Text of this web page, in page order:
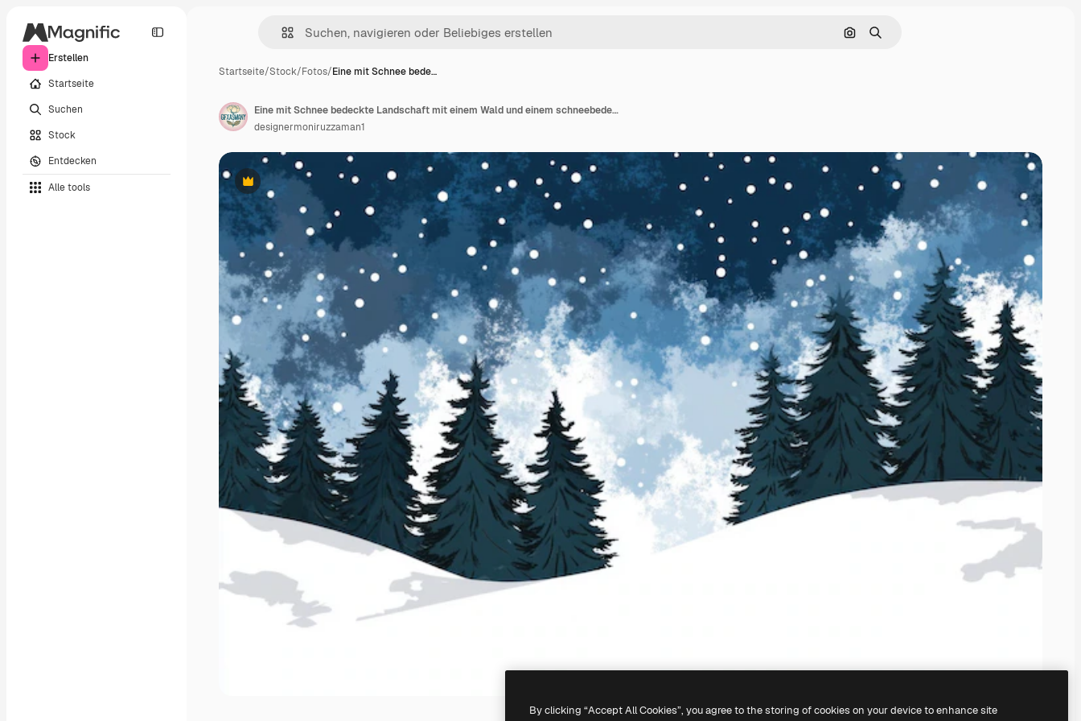
Erstellen
Startseite
Suchen
Stock
Entdecken
Alle tools
Nach Bild suchen
Suchen
Startseite/Stock/Fotos/Eine mit Schnee bede…
Premium
Eine mit Schnee bedeckte Landschaft mit einem Wald und einem schneebedeckten Hügel
designermoniruzzaman1
By clicking “Accept All Cookies”, you agree to the storing of cookies on your device to enhance site